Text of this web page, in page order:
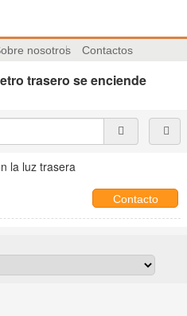
nosotros Contactos
trasero se enciende
la luz trasera
Contacto